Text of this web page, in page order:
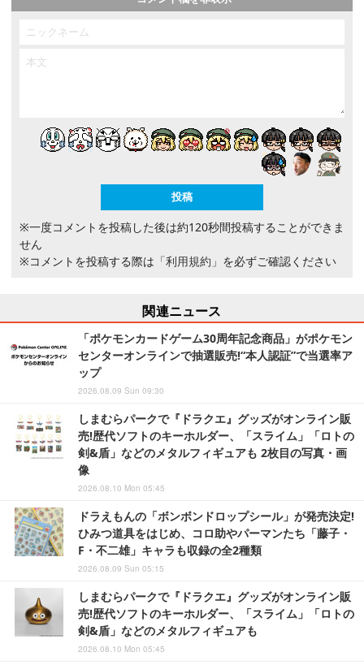
※一度コメントを投稿した後は約120秒間投稿することができま
せん
※コメントを投稿する際は 「利用規約」 を必ずご確認ください
関連ニュース
「ポケモンカードゲーム30周年記念商品」がポケモン
センターオンラインで抽選販売!“本人認証”で当選率ア
ップ
2026.08.09 Sun 09:30
しまむらパークで『ドラクエ』グッズがオンライン販
売!歴代ソフトのキーホルダー、「スライム」「ロトの
剣&盾」などのメタルフィギュアも 2枚目の写真・画
像
2026.08.10 Mon 05:45
ドラえもんの「ボンボンドロップシール」が発売決定!
ひみつ道具をはじめ、コロ助やパーマンたち「藤子・
F・不二雄」キャラも収録の全2種類
2026.08.09 Sun 05:15
しまむらパークで『ドラクエ』グッズがオンライン販
売!歴代ソフトのキーホルダー、「スライム」「ロトの
剣&盾」などのメタルフィギュアも
2026.08.10 Mon 05:45